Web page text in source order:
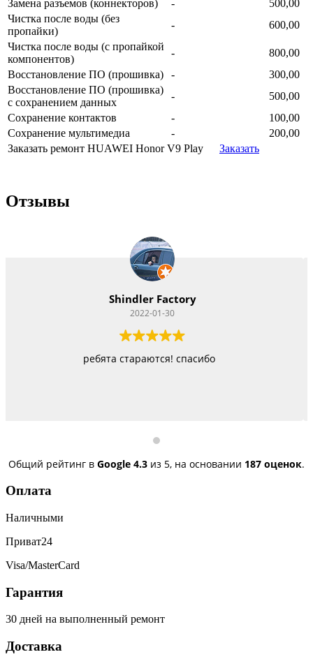
Замена разъемов (коннекторов) -
500,00
Чистка после воды (без
пропайки)
-
600,00
Чистка после воды (с пропайкой
компонентов)
-
800,00
Восстановление ПО (прошивка)
-
300,00
Восстановление ПО (прошивка)
с сохранением данных
-
500,00
Сохранение контактов
-
100,00
Сохранение мультимедиа
-
200,00
Заказать ремонт HUAWEI Honor V9 Play
Заказать
Отзывы
Vitacom Xpert
Работают как черти, стараются изо всех сил,
Общий рейтинг в Google 4.3 из 5, на основании 187 оценок.
Оплата
Наличными
Приват24
Visa/MasterCard
Гарантия
30 дней на выполненный ремонт
Доставка